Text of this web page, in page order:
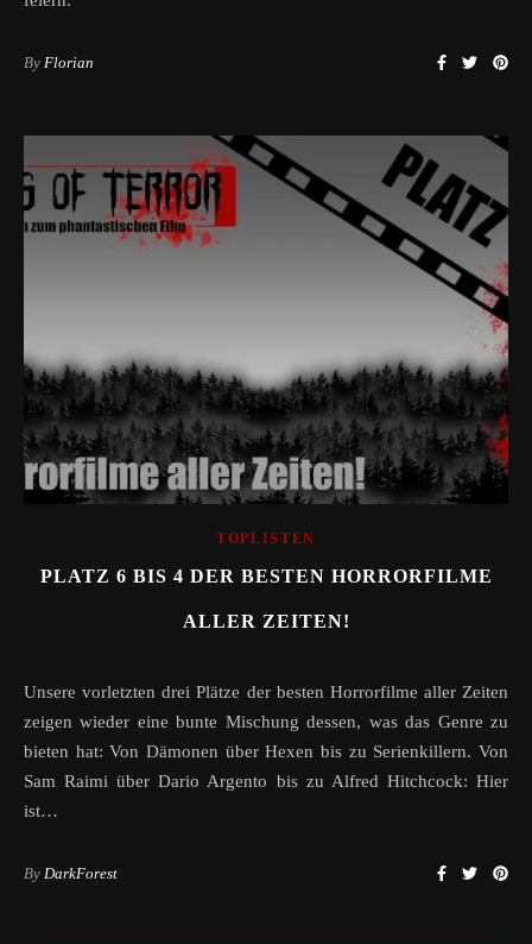
By Florian
TOPLISTEN
PLATZ 6 BIS 4 DER BESTEN HORRORFILME
ALLER ZEITEN!
Unsere vorletzten drei Plätze der besten Horrorfilme aller Zeiten
zeigen wieder eine bunte Mischung dessen, was das Genre zu
bieten hat: Von Dämonen über Hexen bis zu Serienkillern. Von
Sam Raimi über Dario Argento bis zu Alfred Hitchcock: Hier
ist…
By DarkForest